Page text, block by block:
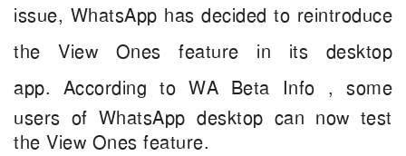
issue, WhatsApp has decided to reintroduce
the View Ones feature in its desktop
app. According to WA Beta Info , some
users of WhatsApp desktop can now test
the View Ones feature.